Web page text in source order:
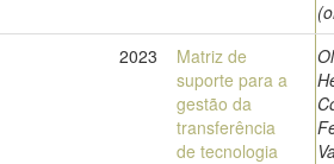
2023
Matriz de
suporte para a
gestão da
transferência
de tecnologia